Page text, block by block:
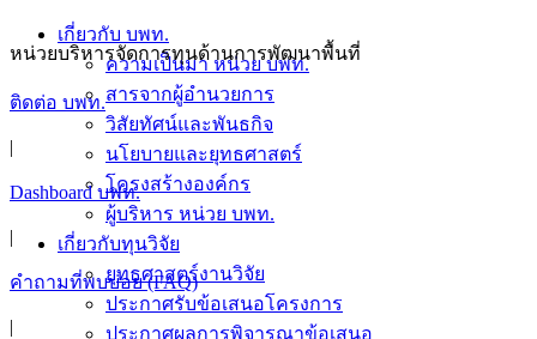
Skip
to
หน่วยบริหารจัดการทุนด้านการพัฒนาพื้นที่
ติดต่อ บพท.
|
Dashboard บพท.
|
คำถามที่พบบ่อย (FAQ)
|
เกี่ยวกับ บพท.
ความเป็นมา หน่วย บพท.
สารจากผู้อำนวยการ
วิสัยทัศน์และพันธกิจ
นโยบายและยุทธศาสตร์
โครงสร้างองค์กร
ผู้บริหาร หน่วย บพท.
เกี่ยวกับทุนวิจัย
ยุทธศาสตร์งานวิจัย
ประกาศรับข้อเสนอโครงการ
ประกาศผลการพิจารณาข้อเสนอ